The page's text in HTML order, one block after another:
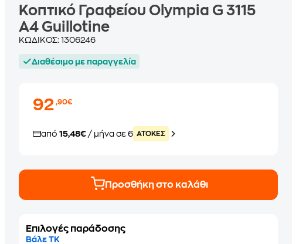
Κοπτικό Γραφείου Olympia G 3115
A4 Guillotine
ΚΩΔΙΚΟΣ:1306246
Διαθέσιμο με παραγγελία
92,90€
από15,48€ / μήνα σε 6 ATOKEΣ
Προσθήκη στο καλάθι
Επιλογές παράδοσης
Βάλε ΤΚ